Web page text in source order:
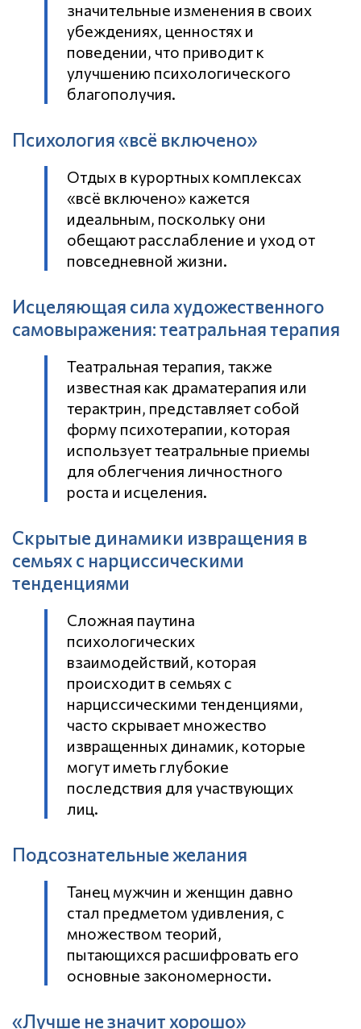
значительные изменения в своих
убеждениях, ценностях и
поведении, что приводит к
улучшению психологического
благополучия.
Психология «всё включено»
Отдых в курортных комплексах
«всё включено» кажется
идеальным, поскольку они
обещают расслабление и уход от
повседневной жизни.
Исцеляющая сила художественного
самовыражения: театральная терапия
Театральная терапия, также
известная как драматерапия или
терактрин, представляет собой
форму психотерапии, которая
использует театральные приемы
для облегчения личностного
роста и исцеления.
Скрытые динамики извращения в
семьях с нарциссическими
тенденциями
Сложная паутина
психологических
взаимодействий, которая
происходит в семьях с
нарциссическими тенденциями,
часто скрывает множество
извращенных динамик, которые
могут иметь глубокие
последствия для участвующих
лиц.
Подсознательные желания
Танец мужчин и женщин давно
стал предметом удивления, с
множеством теорий,
пытающихся расшифровать его
основные закономерности.
«Лучше не значит хорошо»